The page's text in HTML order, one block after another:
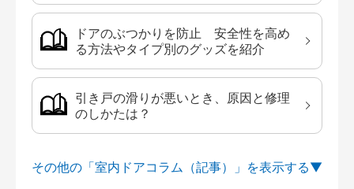
ドアのぶつかりを防止 安全性を高め
る方法やタイプ別のグッズを紹介
引き戸の滑りが悪いとき、原因と修理
のしかたは？
その他の「室内ドアコラム（記事）」を